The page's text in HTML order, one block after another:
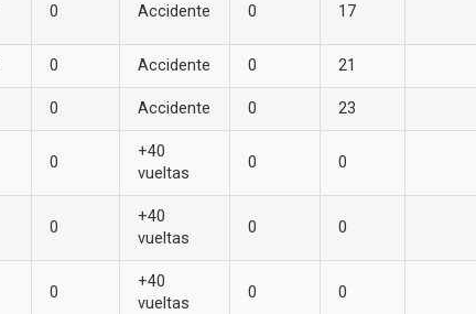
0 Accidente 0 17
0 Accidente 0 21
0 Accidente 0 23
0
+40
vueltas
0 0
0
+40
vueltas
0 0
0
+40
vueltas
0 0